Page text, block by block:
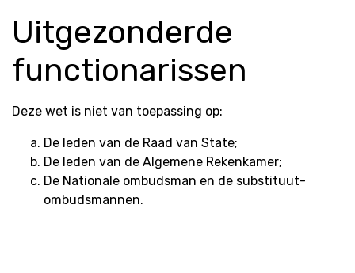
Uitgezonderde
functionarissen
Deze wet is niet van toepassing op:
De leden van de Raad van State;
De leden van de Algemene Rekenkamer;
De Nationale ombudsman en de substituut-
ombudsmannen.